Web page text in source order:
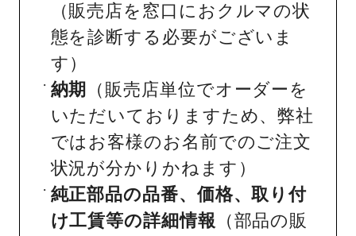
（販売店を窓口におクルマの状
態を診断する必要がございま
す）
納期
（販売店単位でオーダーを
いただいておりますため、弊社
ではお客様のお名前でのご注文
状況が分かりかねます）
純正部品の品番、価格、取り付
け工賃等の詳細情報 （部品の販